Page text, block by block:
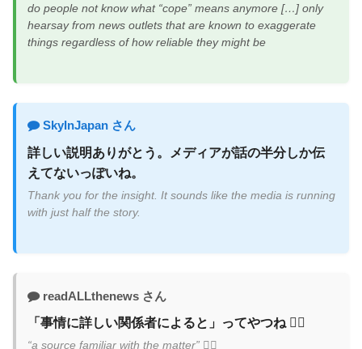
do people not know what “cope” means anymore […] only
hearsay from news outlets that are known to exaggerate
things regardless of how reliable they might be
SkyInJapan さん
詳しい説明ありがとう。メディアが話の半分しか伝
えてないっぽいね。
Thank you for the insight. It sounds like the media is running
with just half the story.
readALLthenews さん
「事情に詳しい関係者によると」ってやつね 🤦‍♂️
“a source familiar with the matter” 🤦‍♂️